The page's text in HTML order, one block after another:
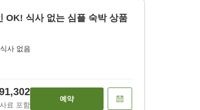
OK! 식사 없는 심플 숙박 상품
식사 없음
료 포함
예약